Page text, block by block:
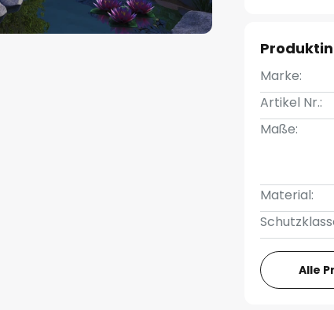
Marke:
Artikel Nr.:
Maße:
Material:
Alle